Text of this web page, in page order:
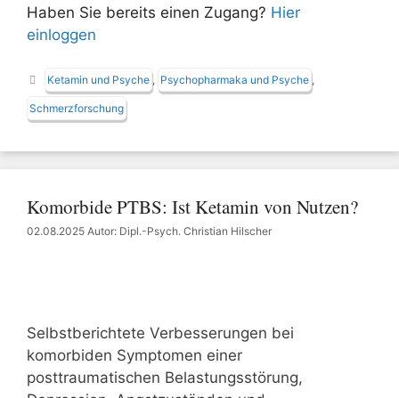
Haben Sie bereits einen Zugang? Hier
einloggen
Schlagwörter
Ketamin und Psyche Psychopharmaka und Psyche
Schmerzforschung
Komorbide PTBS: Ist Ketamin von Nutzen?
02.08.2025 Autor: Dipl.-Psych. Christian Hilscher
Selbstberichtete Verbesserungen bei
komorbiden Symptomen einer
posttraumatischen Belastungsstörung,